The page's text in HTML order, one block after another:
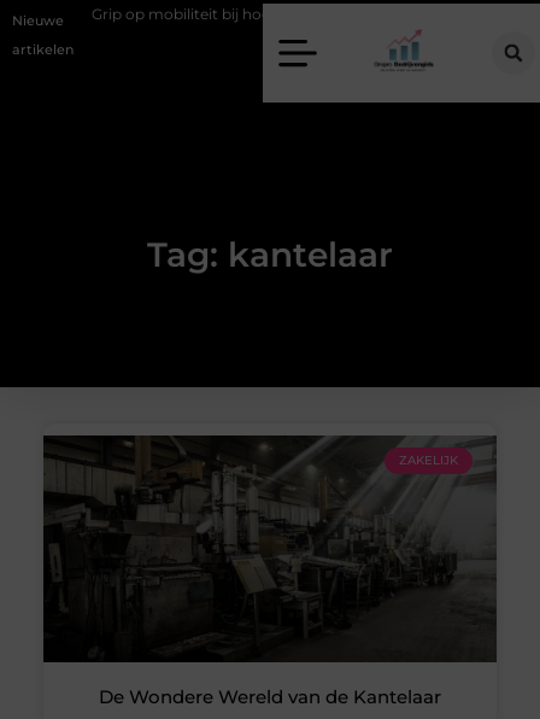
Nieuwe
artikelen
Grip op mobiliteit bij hoofdstedelijke evenementen
Tag: kantelaar
ZAKELIJK
De Wondere Wereld van de Kantelaar